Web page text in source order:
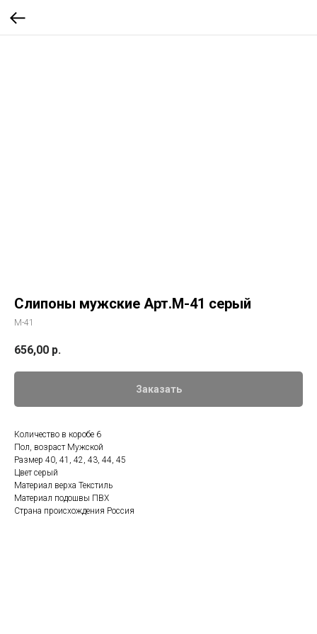
Слипоны мужские Арт.М-41 серый
М-41
656,00 р.
Заказать
Количество в коробе 6
Пол, возраст Мужской
Размер 40, 41, 42, 43, 44, 45
Цвет серый
Материал верха Текстиль
Материал подошвы ПВХ
Страна происхождения Россия